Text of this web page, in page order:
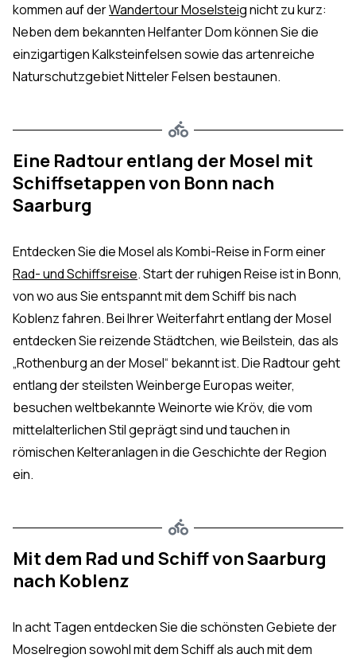
kommen auf derWandertour Moselsteignicht zu kurz:
Neben dem bekannten Helfanter Dom können Sie die
einzigartigen Kalksteinfelsen sowie das artenreiche
Naturschutzgebiet Nitteler Felsen bestaunen.
Eine Radtour entlang der Mosel mit
Schiffsetappen von Bonn nach
Saarburg
Entdecken Sie die Mosel als Kombi-Reise in Form einer
Rad- und Schiffsreise. Start der ruhigen Reise ist in Bonn,
von wo aus Sie entspannt mit dem Schiff bis nach
Koblenz fahren. Bei Ihrer Weiterfahrt entlang der Mosel
entdecken Sie reizende Städtchen, wie Beilstein, das als
„Rothenburg an der Mosel“ bekannt ist. Die Radtour geht
entlang der steilsten Weinberge Europas weiter,
besuchen weltbekannte Weinorte wie Kröv, die vom
mittelalterlichen Stil geprägt sind und tauchen in
römischen Kelteranlagen in die Geschichte der Region
ein.
Mit dem Rad und Schiff von Saarburg
nach Koblenz
In acht Tagen entdecken Sie die schönsten Gebiete der
Moselregion sowohl mit dem Schiff als auch mit dem